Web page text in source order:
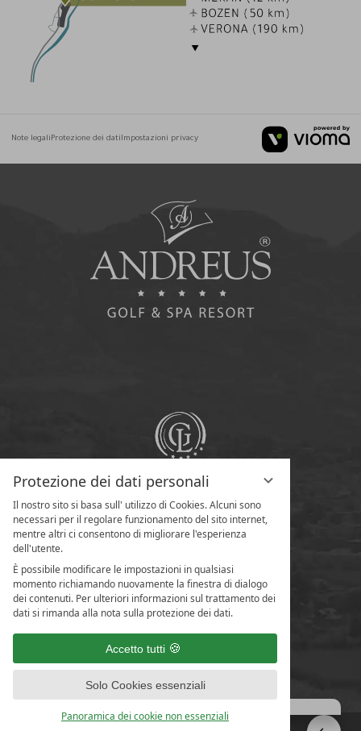
Protezione dei dati personali
Il nostro sito si basa sull' utilizzo di Cookies. Alcuni sono
necessari per il regolare funzionamento del sito internet,
mentre altri ci consentono di migliorare l'esperienza
dell'utente.
È possibile modificare le impostazioni in qualsiasi
momento richiamando nuovamente la finestra di dialogo
dei contenuti. Per ulteriori informazioni sul trattamento dei
dati si rimanda alla nota sulla protezione dei dati.
Accetto tutti
Solo Cookies essenziali
Panoramica dei cookie non essenziali
Note legaliProtezione dei datiImpostazioni privacy